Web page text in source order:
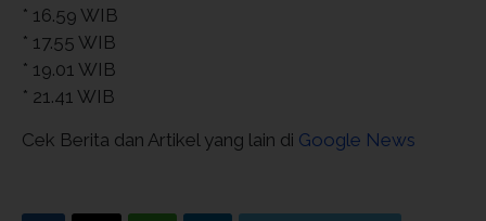
* 16.59 WIB
* 17.55 WIB
* 19.01 WIB
* 21.41 WIB
Cek Berita dan Artikel yang lain di Google News